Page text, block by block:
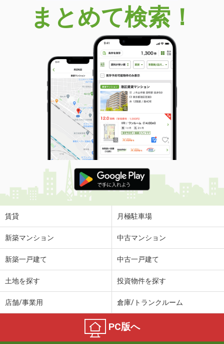
まとめて検索！
賃貸 月極駐車場
新築マンション 中古マンション
新築一戸建て 中古一戸建て
土地を探す 投資物件を探す
店舗/事業用 倉庫/トランクルーム
PC版へ